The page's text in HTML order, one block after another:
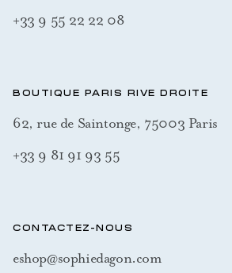
+33 9 55 22 22 08
BOUTIQUE PARIS RIVE DROITE
62, rue de Saintonge, 75003 Paris
+33 9 81 91 93 55
CONTACTEZ-NOUS
eshop@sophiedagon.com